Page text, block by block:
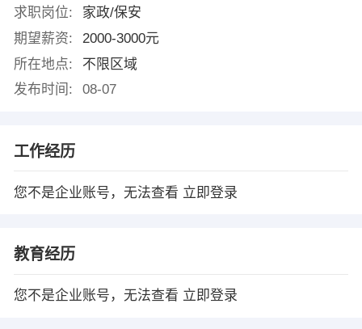
求职岗位:
家政/保安
期望薪资:
2000-3000元
所在地点:
不限区域
发布时间:
08-07
工作经历
您不是企业账号，无法查看 立即登录
教育经历
您不是企业账号，无法查看 立即登录